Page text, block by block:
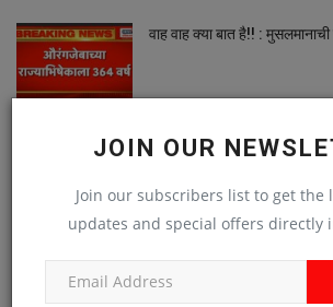
JOIN OUR
Join our subscribers list to get the
updates and special offers directly
वाह वाह क्या बात है!! :
Viral Video : कोल्हापुरात १.८०